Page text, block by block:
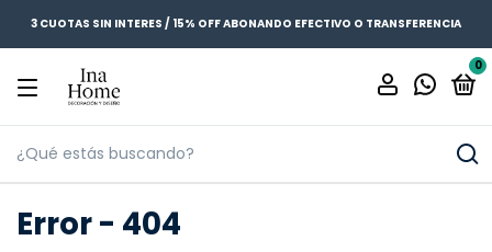
3 CUOTAS SIN INTERES / 15% OFF ABONANDO EFECTIVO O TRANSFERENCIA
0
Error - 404